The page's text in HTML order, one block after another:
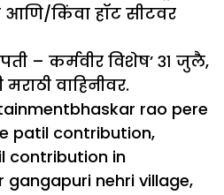
किंवा हॉट सीटवर
– कर्मवीर विशेष’ ३१ जुलै,
मराठी वाहिनीवर.
Tags
bhaskar rao pere
patil contribution,
contribution in
nehri village,